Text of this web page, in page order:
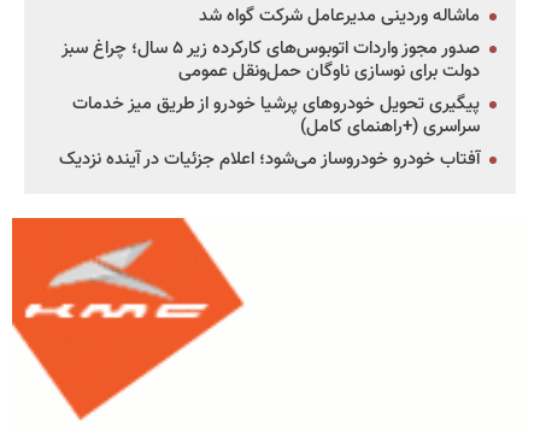
ماشاله وردینی مدیرعامل شرکت گواه شد
صدور مجوز واردات اتوبوس‌های کارکرده زیر ۵ سال؛ چراغ سبز
دولت برای نوسازی ناوگان حمل‌ونقل عمومی
پیگیری تحویل خودروهای پرشیا خودرو از طریق میز خدمات
سراسری (+راهنمای کامل)
آفتاب خودرو خودروساز می‌شود؛ اعلام جزئیات در آینده نزدیک